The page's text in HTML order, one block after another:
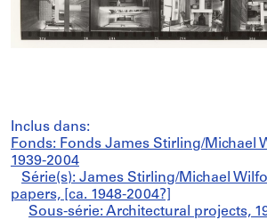
Inclus dans:
Fonds: Fonds James Stirling/Michael
1939-2004
Série(s): James Stirling/Michael
papers, [ca. 1948-2004?]
Sous-série: Architectural projects,